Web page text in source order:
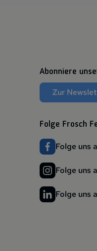
Abonniere
Zur
Folge Frosch
Folge uns
Folge uns
Folge uns